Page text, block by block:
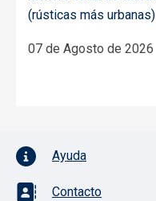
(rústicas más
07 de Agosto de 2026
Pie de página
Ayuda
Contacto